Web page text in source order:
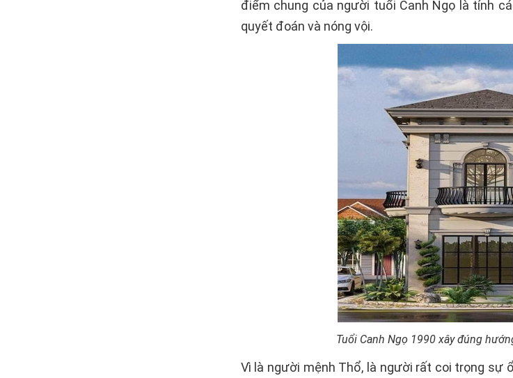
điểm chung của người tuổi Canh Ngọ là tính
quyết đoán và nóng vội.
Tuổi Canh Ngọ 1990 xây đúng
Vì là người mệnh Thổ, là người rất coi trọng sự